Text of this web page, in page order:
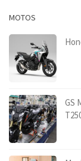
MOTOS
GS